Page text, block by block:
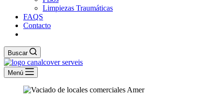
Limpiezas Traumáticas
FAQS
Contacto
Buscar
Menú